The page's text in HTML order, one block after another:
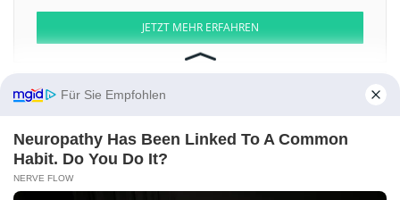
JETZT MEHR ERFAHREN
Aktien ATX DAX EuroStoxx 50 Dow Jones NASDAQ 100 Nikkei 225
S&P 500
Für Sie Empfohlen
Neuropathy Has Been Linked To A Common
Habit. Do You Do It?
NERVE FLOW